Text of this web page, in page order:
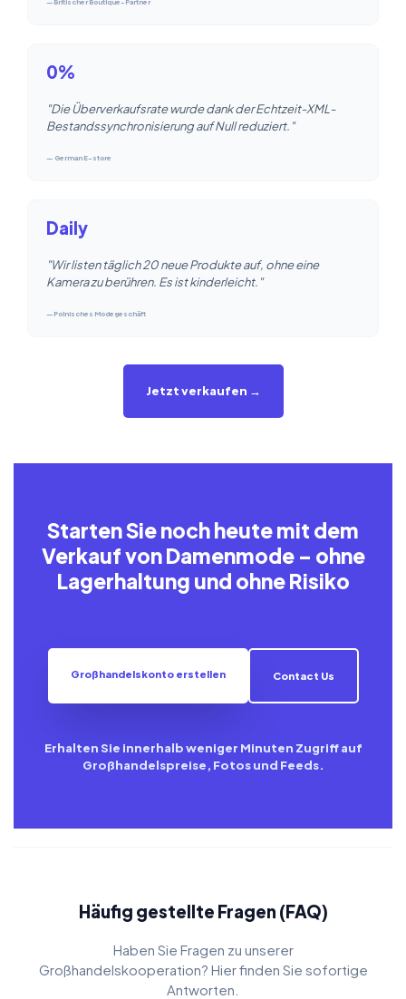
0%
"Die Überverkaufsrate wurde dank der Echtzeit-XML-
Bestandssynchronisierung auf Null reduziert."
— German E-store
Daily
"Wir listen täglich 20 neue Produkte auf, ohne eine
Kamera zu berühren. Es ist kinderleicht."
—Polnisches Modegeschäft
Jetzt verkaufen →
Starten Sie noch heute mit dem
Verkauf von Damenmode – ohne
Lagerhaltung und ohne Risiko
Großhandelskonto erstellen Contact Us
Erhalten Sie innerhalb weniger Minuten Zugriff auf
Großhandelspreise, Fotos und Feeds.
Häufig gestellte Fragen (FAQ)
Haben Sie Fragen zu unserer
Großhandelskooperation? Hier finden Sie sofortige
Antworten.